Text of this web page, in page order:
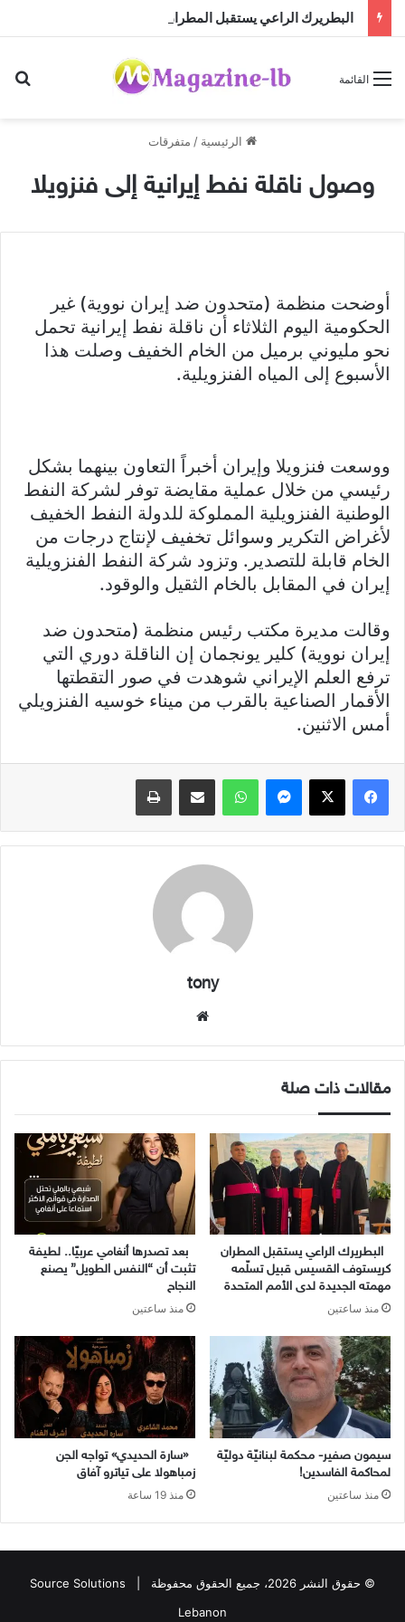
القائمة
الرئيسية / متفرقات
وصول ناقلة نفط إيرانية إلى فنزويلا
أوضحت منظمة (متحدون ضد إيران نووية) غير
الحكومية اليوم الثلاثاء أن ناقلة نفط إيرانية تحمل
نحو مليوني برميل من الخام الخفيف وصلت هذا
الأسبوع إلى المياه الفنزويلية.
ووسعت فنزويلا وإيران أخبراً التعاون بينهما بشكل
رئيسي من خلال عملية مقايضة توفر لشركة النفط
الوطنية الفنزويلية المملوكة للدولة النفط الخفيف
لأغراض التكرير وسوائل تخفيف لإنتاج درجات من
الخام قابلة للتصدير. وتزود شركة النفط الفنزويلية
إيران في المقابل بالخام الثقيل والوقود.
وقالت مديرة مكتب رئيس منظمة (متحدون ضد
إيران نووية) كلير يونجمان إن الناقلة دوري التي
ترفع العلم الإيراني شوهدت في صور التقطتها
الأقمار الصناعية بالقرب من ميناء خوسيه الفنزويلي
أمس الاثنين.
فيسبوك X ماسنجر واتساب مشاركة عبر البريد طباعة
tony
مقالات ذات صلة
البطريرك الراعي يستقبل المطران
كريستوف القسيس قبيل تسلّمه
مهمته الجديدة لدى الأمم المتحدة
منذ ساعتين
بعد تصدرها أنغامي عربيًا.. لطيفة
تثبت أن “النفس الطويل” يصنع
النجاح
منذ ساعتين
سيمون صفير- محكمة لبنانيّة دوليّة
لمحاكمة الفاسدين!
منذ ساعتين
«سارة الحديدي» تواجه الجن
زمباهولا على تياترو آفاق
منذ 19 ساعة
© حقوق النشر 2026، جميع الحقوق محفوظة |
Source Solutions
Lebanon